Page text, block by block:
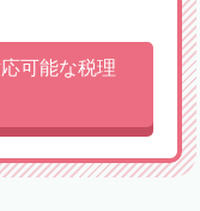
可能な税理